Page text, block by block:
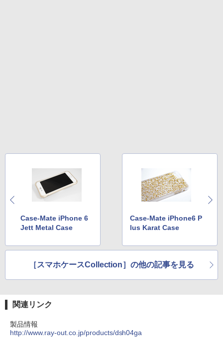
Case-Mate iPhone 6
Jett Metal Case
Case-Mate iPhone6 P
lus Karat Case
［スマホケースCollection］の他の記事を見る
関連リンク
製品情報
http://www.ray-out.co.jp/products/dsh04ga